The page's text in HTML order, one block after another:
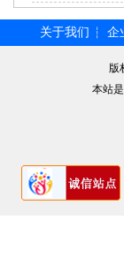
关于我们 ┆ 企
版
本站